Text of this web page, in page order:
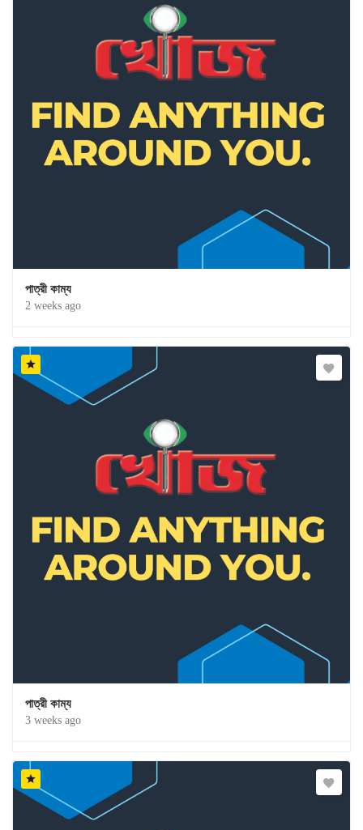
পাত্রী কাম্য
2 weeks ago
পাত্রী কাম্য
3 weeks ago